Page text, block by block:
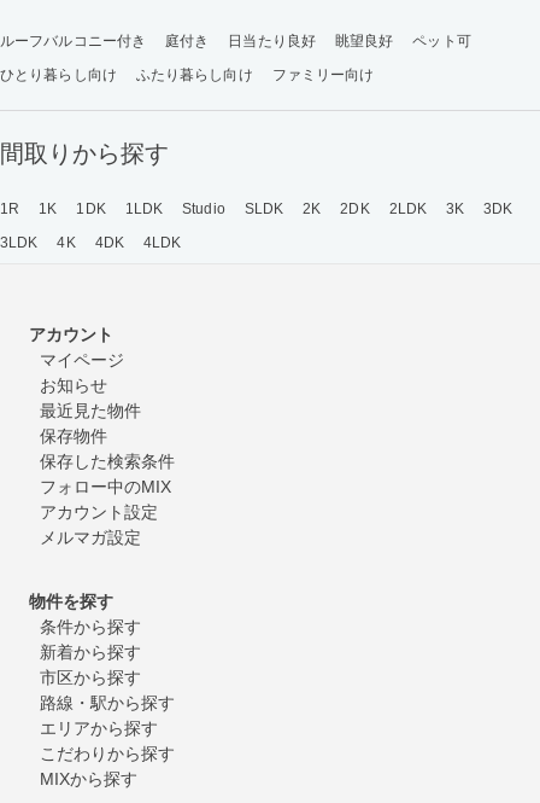
ルーフバルコニー付き 庭付き 日当たり良好 眺望良好
ペット可
ひとり暮らし向け
ふたり暮らし向け ファミリー向け
間取りから探す
1R 1K 1DK 1LDK Studio SLDK 2K 2DK 2LDK 3K
3DK
3LDK
4K 4DK 4LDK
アカウント
マイページ
お知らせ
最近見た物件
保存物件
保存した検索条件
フォロー中のMIX
アカウント設定
メルマガ設定
物件を探す
条件から探す
新着から探す
市区から探す
路線・駅から探す
エリアから探す
こだわりから探す
MIXから探す